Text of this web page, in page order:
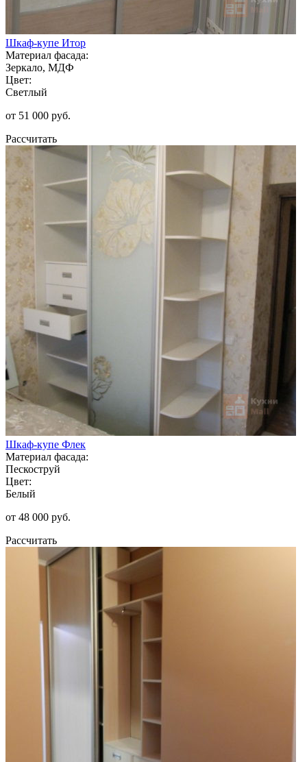
Шкаф-купе Итор
Материал фасада:
Зеркало, МДФ
Цвет:
Светлый
от 51 000 руб.
Рассчитать
Шкаф-купе Флек
Материал фасада:
Пескоструй
Цвет:
Белый
от 48 000 руб.
Рассчитать